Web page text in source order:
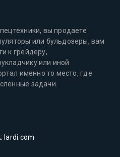
вы продаете
или бульдозеры, вам
к грейдеру,
или иной
именно то место, где
задачи.
lardi.com